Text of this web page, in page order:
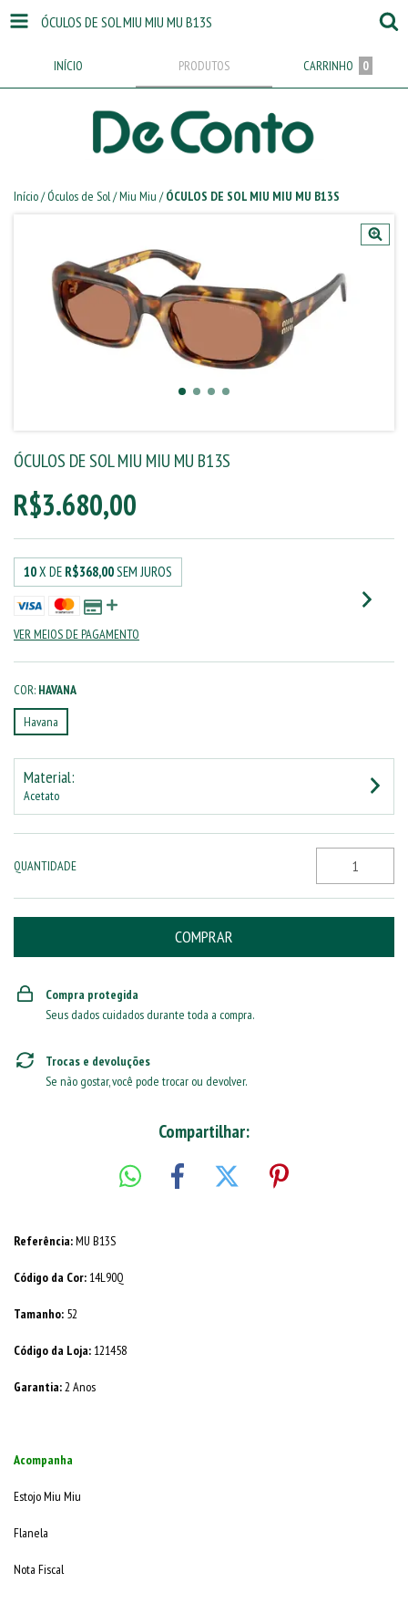
ÓCULOS DE SOL MIU MIU MU B13S
INÍCIO PRODUTOS CARRINHO 0
Início/ Óculos de Sol/Miu Miu / ÓCULOS DE SOL MIU MIU MU B13S
ÓCULOS DE SOL MIU MIU MU B13S
R$3.680,00
10X DE R$368,00SEM JUROS
VER MEIOS DE PAGAMENTO
COR: HAVANA
Havana
Material:
Acetato
QUANTIDADE
Compra protegida
Seus dados cuidados durante toda a compra.
Trocas e devoluções
Se não gostar, você pode trocar ou devolver.
Compartilhar:
Referência:MU B13S
Código da Cor: 14L90Q
Tamanho: 52
Código da Loja: 121458
Garantia: 2 Anos
Acompanha
Estojo Miu Miu
Flanela
Nota Fiscal